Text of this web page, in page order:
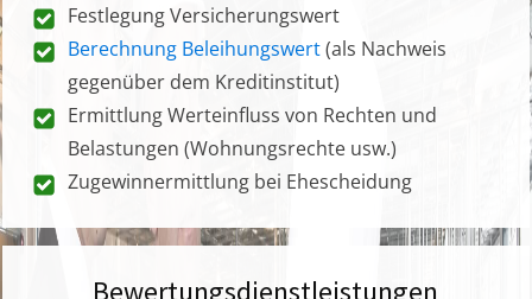
Festlegung Versicherungswert
Berechnung Beleihungswert(als Nachweis
gegenüber dem Kreditinstitut)
Ermittlung Werteinfluss von Rechten und
Belastungen (Wohnungsrechte usw.)
Zugewinnermittlung bei Ehescheidung
Bewertungsdienstleistungen